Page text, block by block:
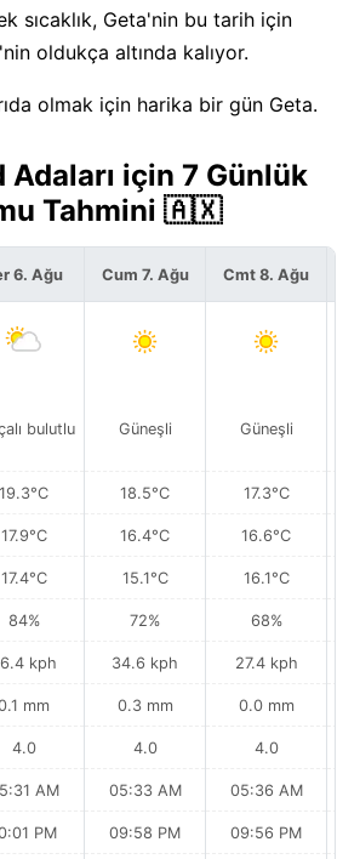
sıcaklık, Geta'nin bu tarih için
oldukça altında kalıyor.
olmak için harika bir gün Geta.
Adaları için 7 Günlük
Tahmini 🇦🇽
6. Ağu
bulutlu
19.3°C
17.9°C
17.4°C
84%
kph
mm
4.0
AM
PM
Cum 7. Ağu
Güneşli
18.5°C
16.4°C
15.1°C
72%
34.6 kph
0.3 mm
4.0
05:33 AM
09:58 PM
Cmt 8. Ağu
Güneşli
17.3°C
16.6°C
16.1°C
68%
27.4 kph
0.0 mm
4.0
05:36 AM
09:56 PM